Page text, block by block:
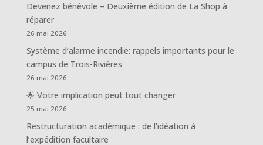
Devenez bénévole – Deuxième édition de La Shop à
réparer
26 mai 2026
Système d’alarme incendie: rappels importants pour le
campus de Trois-Rivières
26 mai 2026
🌟 Votre implication peut tout changer
25 mai 2026
Restructuration académique : de l’idéation à
l’expédition facultaire